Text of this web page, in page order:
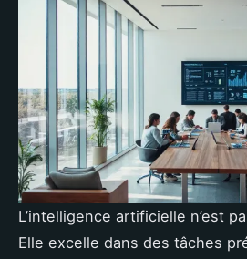
L’intelligence artificielle n’est
Elle excelle dans des tâches